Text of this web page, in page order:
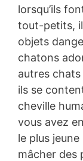
lorsqu’ils
tout-petits,
objets
chatons
autres
ils se
cheville
vous avez
le plus
mâcher des